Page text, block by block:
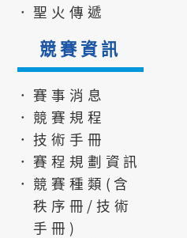
．聖火傳遞
競賽資訊
．賽事消息
．競賽規程
．技術手冊
．賽程規劃資訊
．競賽種類(含
秩序冊/技術
手冊)